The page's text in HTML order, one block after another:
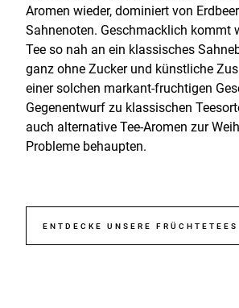
Aromen wieder, dominiert von
Sahnenoten. Geschmacklich kommt
Tee so nah an ein klassisches
ganz ohne Zucker und künstliche
einer solchen markant-fruchtigen
Gegenentwurf zu klassischen
auch alternative Tee-Aromen zur
Probleme behaupten.
ENTDECKE UNSERE FRÜCHTETEES